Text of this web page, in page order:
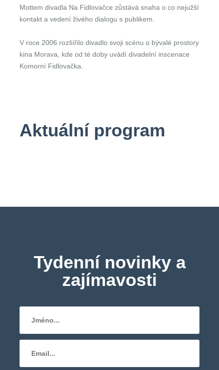
Mottem divadla Na Fidlovačce zůstává snaha o co nejužší
kontakt a vedení živého dialogu s publikem.
V roce 2006 rozšířilo divadlo svoji scénu o bývalé prostory
kina Morava, kde od té doby uvádí divadelní inscenace
Komorní Fidlovačka.
Aktuální program
Tydenní novinky a
zajímavosti